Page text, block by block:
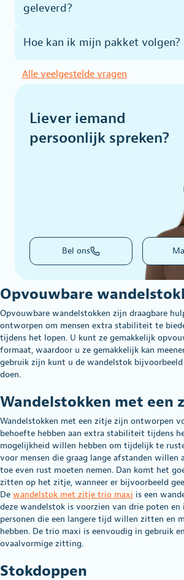
geleverd?
Hoe kan ik mijn pakket volgen?
Alle veelgestelde vragen
Liever iemand
persoonlijk spreken?
Bel ons
Opvouwbare
Opvouwbare wandelstokken zijn draagbare
ontworpen om mensen extra stabiliteit te
tijdens het lopen. U kunt ze gemakkelijk
formaat, waardoor u ze gemakkelijk kan
gebruik zijn kunt u de wandelstok
doen.
Wandelstokken met een
Wandelstokken met een zitje zijn ontworpen
behoefte hebben aan extra stabiliteit tijdens
mogelijkheid willen hebben om tijdelijk te
voor mensen die graag lange afstanden willen
toe even rust moeten nemen. Dan komt het
zitten op het zitje, wanneer er bijvoorbeeld
De wandelstok met zitje trio maxi is een
deze wandelstok is voorzien van drie poten en
personen die een langere tijd willen zitten en
hebben. De trio maxi is eenvoudig in gebruik
ovaalvormige zitting.
Stokdoppen